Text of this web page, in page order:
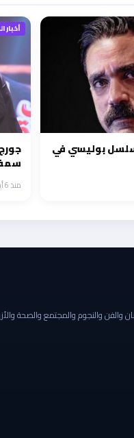
بوليسي في
أخبار
منذ 6 أيام
والفن والنجوم والمجتمع والصحة